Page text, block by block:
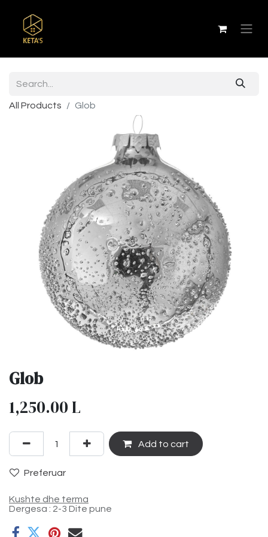
All Products Glob
Glob
1,250.00L
Add to cart
Preferuar
Kushte dhe terma
Dergesa : 2-3 Dite pune